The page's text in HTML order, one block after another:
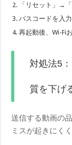
「リセット」→
パスコードを入
再起動後、Wi-Fi
対処法5
質を下げ
送信する動画の
ミスが起きにく